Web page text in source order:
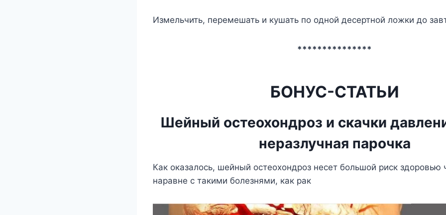
Измельчить, перемешать и кушать по одной десертной ложки до
***************
БОНУС-СТАТЬИ
Шейный остеохондроз и скачки
неразлучная парочка
Как оказалось, шейный остеохондроз несет большой риск здоровью
наравне с такими болезнями, как рак